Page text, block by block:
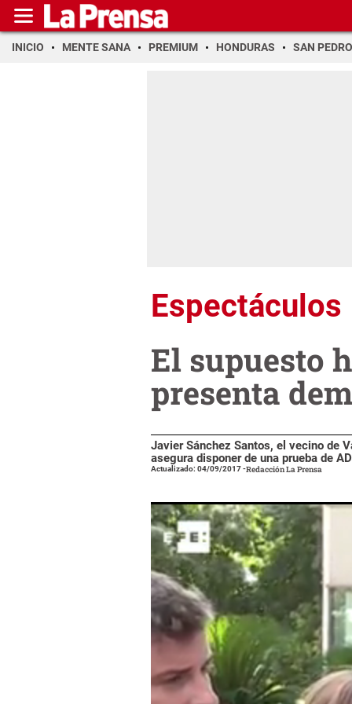
INICIO MENTE SANA PREMIUM HONDURAS SAN PEDRO
Espectáculos
El supuesto
presenta
Javier Sánchez Santos, el vecino de
asegura disponer de una prueba de
Actualizado: 04/09/2017-Redacción La Prensa